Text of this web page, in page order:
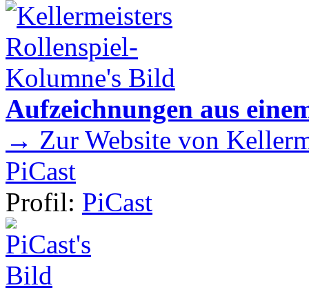
Aufzeichnungen aus
→ Zur Website von
PiCast
Profil: PiCast